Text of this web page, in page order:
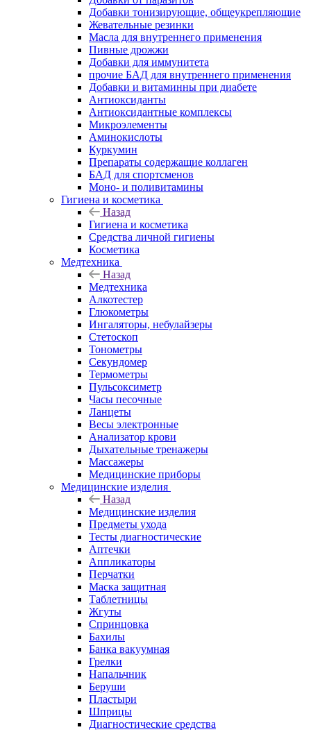
Добавки тонизирующие, общеукрепляющие
Жевательные резинки
Масла для внутреннего применения
Пивные дрожжи
Добавки для иммунитета
прочие БАД для внутреннего применения
Добавки и витаминны при диабете
Антиоксиданты
Антиоксидантные комплексы
Микроэлементы
Аминокислоты
Куркумин
Препараты содержащие коллаген
БАД для спортсменов
Моно- и поливитамины
Гигиена и косметика
Назад
Гигиена и косметика
Средства личной гигиены
Косметика
Медтехника
Назад
Медтехника
Алкотестер
Глюкометры
Ингаляторы, небулайзеры
Стетоскоп
Тонометры
Секундомер
Термометры
Пульсоксиметр
Часы песочные
Ланцеты
Весы электронные
Анализатор крови
Дыхательные тренажеры
Массажеры
Медицинские приборы
Медицинские изделия
Назад
Медицинские изделия
Предметы ухода
Тесты диагностические
Аптечки
Аппликаторы
Перчатки
Маска защитная
Таблетницы
Жгуты
Спринцовка
Бахилы
Банка вакуумная
Грелки
Напальчник
Беруши
Пластыри
Шприцы
Диагностические средства